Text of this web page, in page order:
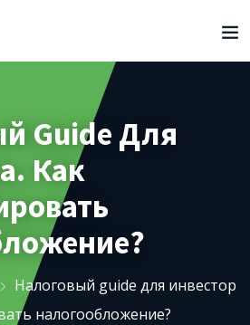
Guide Для
Как
Налоговый guide для инвестор
налогообложение?